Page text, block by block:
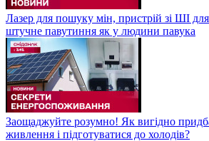
Лазер для пошуку мін, пристрій зі ШІ
штучне павутиння як у людини павука
Заощаджуйте розумно! Як вигідно
живлення і підготуватися до холодів?